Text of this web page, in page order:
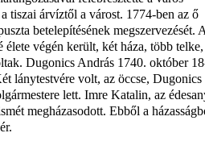
tiszai árvíztől a várost. 1774-ben az ő
betelepítésének megszervezését.
élete végén került, két háza, több telke,
Dugonics András 1740. október
lánytestvére volt, az öccse, Dugonics
lett. Imre Katalin, az
megházasodott. Ebből a